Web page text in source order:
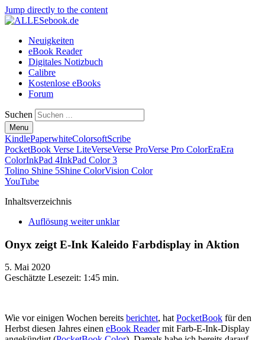
Jump directly to the content
Neuigkeiten
eBook Reader
Digitales Notizbuch
Calibre
Kostenlose eBooks
Forum
Suchen
Menu
KindlePaperwhiteColorsoftScribe
PocketBook Verse LiteVerseVerse ProVerse Pro ColorEraEra
ColorInkPad 4InkPad Color 3
Tolino Shine 5Shine ColorVision Color
YouTube
Inhaltsverzeichnis
Auflösung weiter unklar
Onyx zeigt E-Ink Kaleido Farbdisplay in Aktion
5. Mai 2020
Geschätzte Lesezeit: 1:45 min.
Wie vor einigen Wochen bereits berichtet, hatPocketBook für den
Herbst diesen Jahres einen eBook Readermit Farb-E-Ink-Display